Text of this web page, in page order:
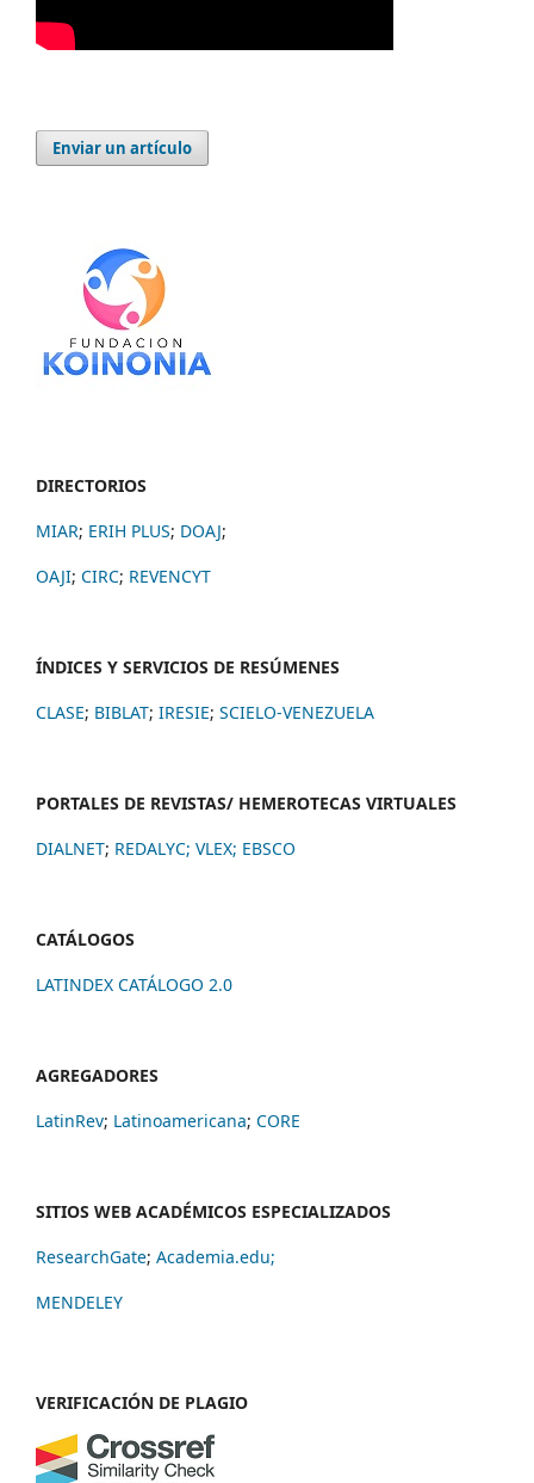
Enviar un artículo
DIRECTORIOS
MIAR; ERIH PLUS; DOAJ;
OAJI; CIRC; REVENCYT
ÍNDICES Y SERVICIOS DE RESÚMENES
CLASE; BIBLAT; IRESIE; SCIELO-VENEZUELA
PORTALES DE REVISTAS/ HEMEROTECAS VIRTUALES
DIALNET; REDALYC; VLEX; EBSCO
CATÁLOGOS
LATINDEX CATÁLOGO 2.0
AGREGADORES
LatinRev; Latinoamericana; CORE
SITIOS WEB ACADÉMICOS ESPECIALIZADOS
ResearchGate; Academia.edu;
MENDELEY
VERIFICACIÓN DE PLAGIO